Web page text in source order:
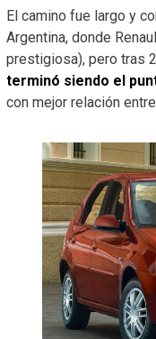
El camino fue largo y
Argentina, donde
prestigiosa), pero tras
terminó siendo el
con mejor relación